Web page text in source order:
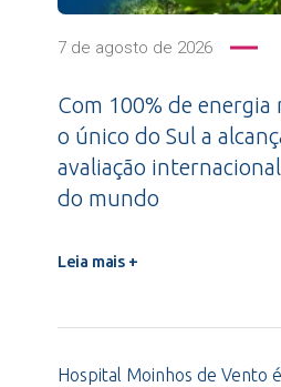
7 de agosto de 2026
Com 100% de
o único do Sul a
avaliação
do mundo
Leia mais +
Hospital Moinhos de Vento